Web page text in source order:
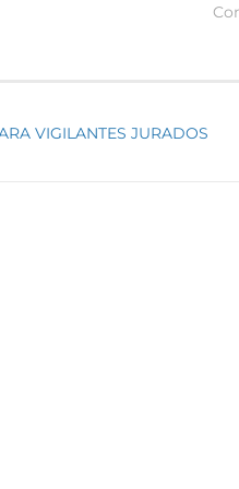
VIGILANTES JURADOS